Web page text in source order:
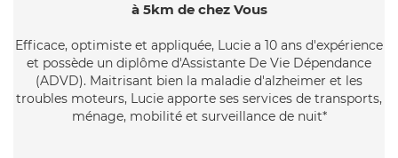
à 5km de chez Vous
Efficace, optimiste et appliquée, Lucie a 10 ans d'expérience
et possède un diplôme d'Assistante De Vie Dépendance
(ADVD). Maitrisant bien la maladie d'alzheimer et les
troubles moteurs, Lucie apporte ses services de transports,
ménage, mobilité et surveillance de nuit*